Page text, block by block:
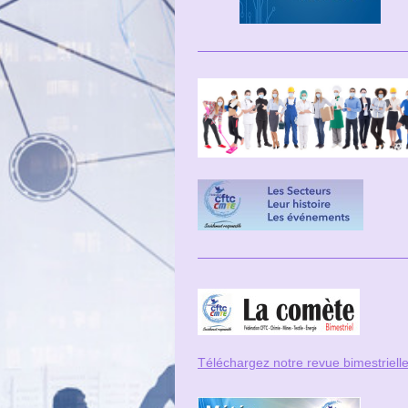
Téléchargez notre revue bimestrielle